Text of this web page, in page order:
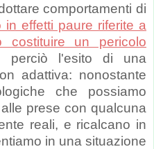
comportamenti di
in effetti paure riferite a
un pericolo
perciò l'esito di una
adattiva: nonostante
che possiamo
prese con qualcuna
reali, e ricalcano in
in una situazione